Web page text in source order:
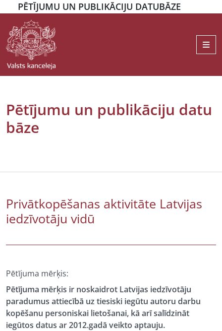
PĒTĪJUMU UN PUBLIKĀCIJU DATUBĀZE
Pētījumu un publikāciju datu
bāze
Privātkopēšanas aktivitāte Latvijas
iedzīvotāju vidū
Pētījuma mērķis:
Pētījuma mērķis ir noskaidrot Latvijas iedzīvotāju
paradumus attiecībā uz tiesiski iegūtu autoru darbu
kopēšanu personiskai lietošanai, kā arī salīdzināt
iegūtos datus ar 2012.gadā veikto aptauju.